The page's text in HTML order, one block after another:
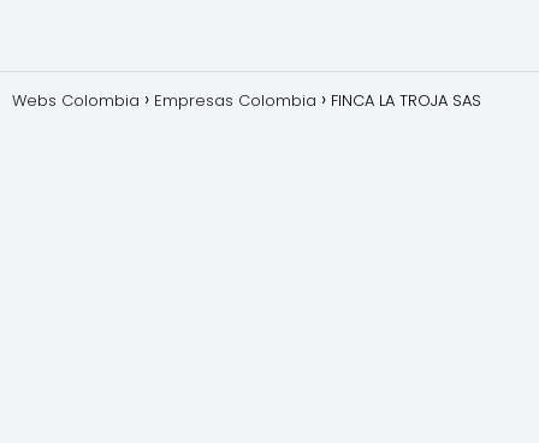
Webs Colombia Empresas Colombia FINCA LA TROJA SAS